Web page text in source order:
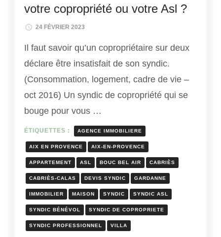
votre copropriété ou votre Asl ?
24 FÉVRIER 2023
Il faut savoir qu’un copropriétaire sur deux
déclare être insatisfait de son syndic.
(Consommation, logement, cadre de vie –
oct 2016) Un syndic de copropriété qui se
bouge pour vous …
ÉTIQUETTES : AGENCE IMMOBILIERE
AIX EN PROVENCE AIX-EN-PROVENCE
APPARTEMENT ASL BOUC BEL AIR CABRIÈS
CABRIÈS-CALAS DEVIS SYNDIC GARDANNE
IMMOBILIER MAISON SYNDIC SYNDIC ASL
SYNDIC BÉNÉVOL SYNDIC DE COPROPRIETE
SYNDIC PROFESSIONNEL VILLA